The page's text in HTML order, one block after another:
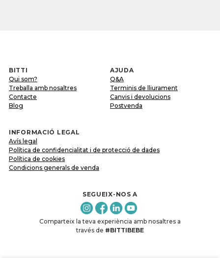
BITTI
Qui som?
Treballa amb nosaltres
Contacte
Blog
AJUDA
Q&A
Terminis de lliurament
Canvis i devolucions
Postvenda
INFORMACIÓ LEGAL
Avís legal
Política de confidencialitat i de protecció de dades
Política de cookies
Condicions generals de venda
SEGUEIX-NOS A
Comparteix la teva experiència amb nosaltres a
través de #BITTIBEBE